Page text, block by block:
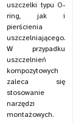
uszczelki typu O-
ring, jak i
pierścienia
uszczelniającego.
W przypadku
uszczelnień
kompozytowych
zaleca się
stosowanie
narzędzi
montażowych.